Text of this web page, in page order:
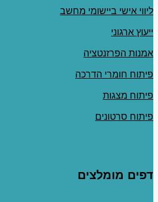
ליווי אישי ביישומי מחשב
ייעוץ ארגוני
אמנות הפרזנטציה
פיתוח חומרי הדרכה
פיתוח מצגות
פיתוח סרטונים
דפים מומלצים